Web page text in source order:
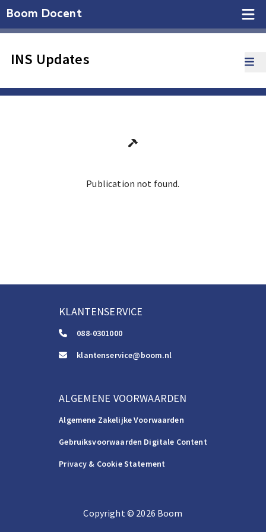
Boom Docent
INS Updates
Publication not found.
KLANTENSERVICE
088-0301000
klantenservice@boom.nl
ALGEMENE VOORWAARDEN
Algemene Zakelijke Voorwaarden
Gebruiksvoorwaarden Digitale Content
Privacy & Cookie Statement
Copyright©️ 2026 Boom